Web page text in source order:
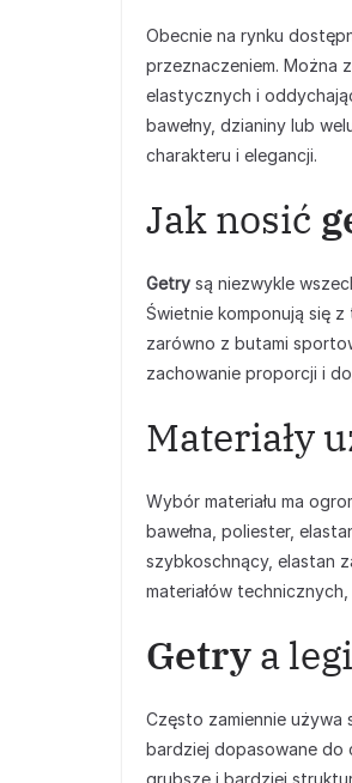
Obecnie na rynku
przeznaczeniem. Można
elastycznych i
bawełny, dzianiny lub
charakteru i elegancji.
Jak nosić
Getry są niezwykle
Świetnie komponują się z
zarówno z butami
zachowanie proporcji i
Materiały
Wybór materiału ma
bawełna, poliester,
szybkoschnący, elastan
materiałów
Getrya
Często zamiennie używa
bardziej dopasowane do
grubsze i bardziej